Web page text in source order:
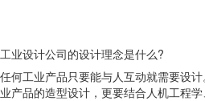
工业设计公司的设计理念是什么?
任何工业产品只要能与人互动就需要设
业产品的造型设计，更要结合人机工程